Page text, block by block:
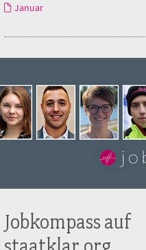
Januar
Jobkompass auf